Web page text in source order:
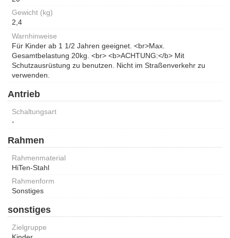
Gewicht (kg)
2,4
Warnhinweise
Für Kinder ab 1 1/2 Jahren geeignet. <br>Max.
Gesamtbelastung 20kg. <br> <b>ACHTUNG:</b> Mit
Schutzausrüstung zu benutzen. Nicht im Straßenverkehr zu
verwenden.
Antrieb
Schaltungsart
-
Rahmen
Rahmenmaterial
HiTen-Stahl
Rahmenform
Sonstiges
sonstiges
Zielgruppe